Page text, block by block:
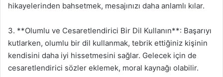
hikayelerinden bahsetmek, mesajınızı daha anlamlı kılar.
3. **Olumlu ve Cesaretlendirici Bir Dil Kullanın**: Başarıyı
kutlarken, olumlu bir dil kullanmak, tebrik ettiğiniz kişinin
kendisini daha iyi hissetmesini sağlar. Gelecek için de
cesaretlendirici sözler eklemek, moral kaynağı olabilir.